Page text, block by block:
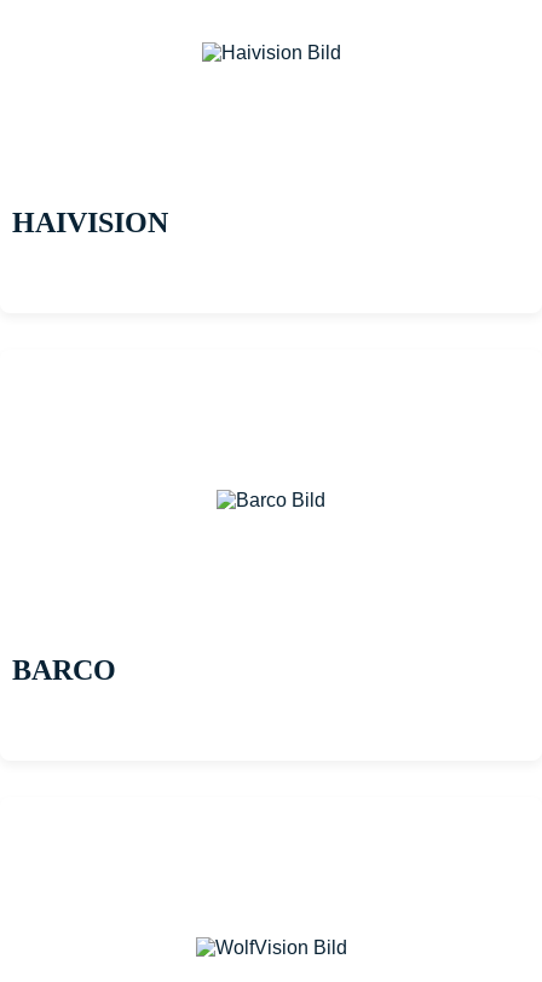
HAIVISION
BARCO